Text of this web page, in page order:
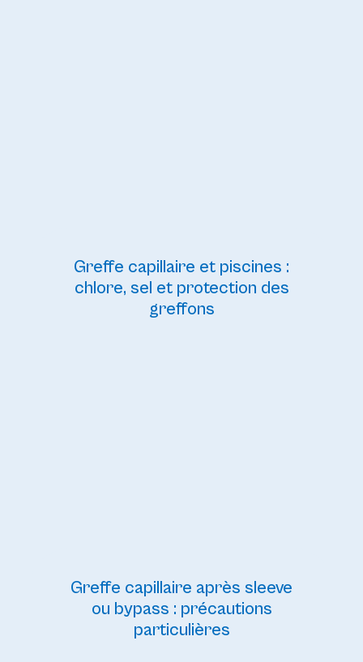
Greffe capillaire et piscines :
chlore, sel et protection des
greffons
Greffe capillaire après sleeve
ou bypass : précautions
particulières